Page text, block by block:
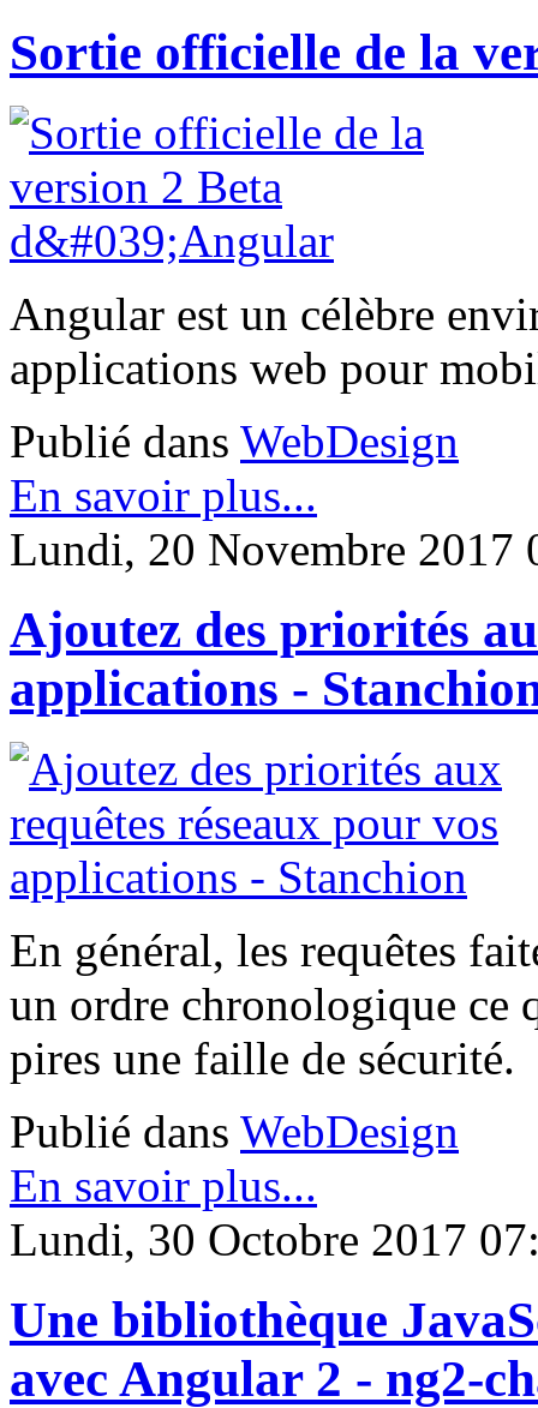
Sortie officielle de la
Angular est un célèbre
applications web pour
Publié dans WebDesign
En savoir plus...
Lundi, 20 Novembre 2017
Ajoutez des priorités
applications -
En général, les requêtes
un ordre chronologique ce
pires une faille de sécurité.
Publié dans WebDesign
En savoir plus...
Lundi, 30 Octobre 2017
Une bibliothèque
avec Angular 2 - ng2-